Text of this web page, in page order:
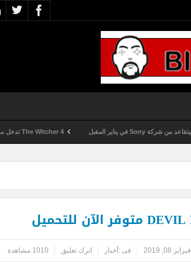
The Witcher 4 تدخل مرحلة الإنتاج الكامل
فبراير 08, 2019 فى : أخبار اترك تعليق 1010 مشاهدة